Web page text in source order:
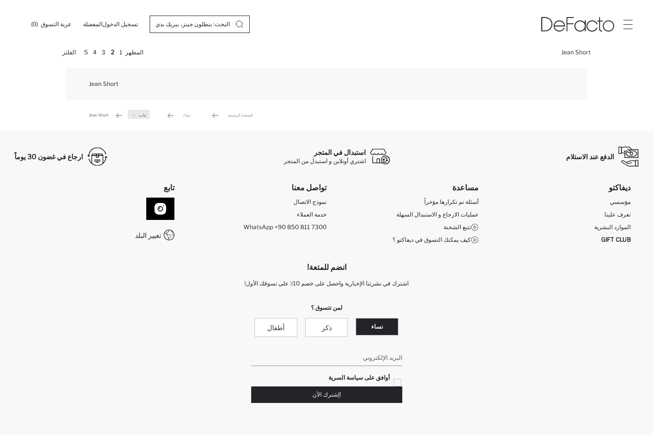
تسجيل الدخولالمفضلة عربة التسوق (0)
Jean Short المظهر 1
2
3
4
5 الفلتر
Jean Short
الصفحة الرئيسية نساء ثياب Jean Short
الدفع عند الاستلام
استبدال في المتجر
اشتري أونلاين و استبدل من المتجر
ارجاع في غضون 30 يوماً
ديفاكتو
مؤسسي
تعرف علينا
الموارد البشرية
GIFT CLUB
مساعدة
أسئلة تم تكرارها مؤخراً
عمليات الارجاع و الاستبدال السهلة
تتبع الشحنة
كيف يمكنك التسوق في ديفاكتو ؟
تواصل معنا
نموذج الاتصال
خدمة العملاء
WhatsApp +90 850 811 7300
تابع
تغيير البلد
انضم للمتعة!
اشترك في نشرتنا الإخبارية واحصل على خصم 10٪ على تسوقك الأول!
لمن تتسوق ؟
نساء ذكر أطفال
البريد الإلكتروني
أوافق على سياسة السرية
!إشترك الآن